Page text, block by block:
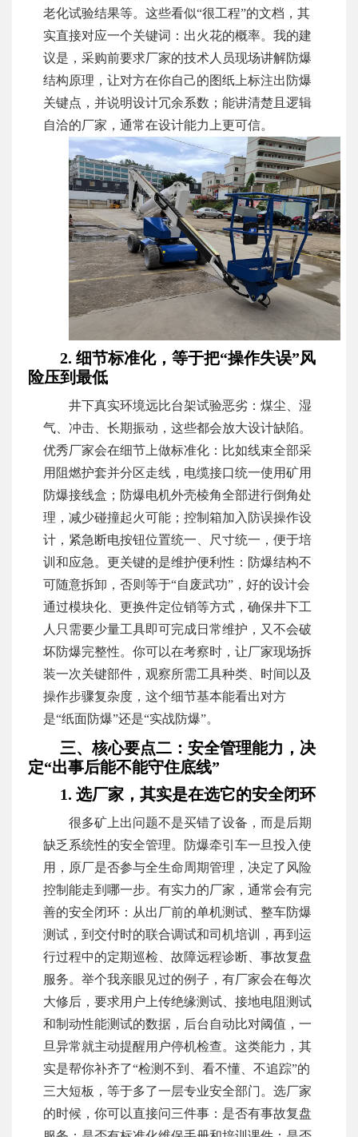
老化试验结果等。这些看似“很工程”的文档，其
实直接对应一个关键词：出火花的概率。我的建
议是，采购前要求厂家的技术人员现场讲解防爆
结构原理，让对方在你自己的图纸上标注出防爆
关键点，并说明设计冗余系数；能讲清楚且逻辑
自洽的厂家，通常在设计能力上更可信。
2. 细节标准化，等于把“操作失误”风
险压到最低
井下真实环境远比台架试验恶劣：煤尘、湿
气、冲击、长期振动，这些都会放大设计缺陷。
优秀厂家会在细节上做标准化：比如线束全部采
用阻燃护套并分区走线，电缆接口统一使用矿用
防爆接线盒；防爆电机外壳棱角全部进行倒角处
理，减少碰撞起火可能；控制箱加入防误操作设
计，紧急断电按钮位置统一、尺寸统一，便于培
训和应急。更关键的是维护便利性：防爆结构不
可随意拆卸，否则等于“自废武功”，好的设计会
通过模块化、更换件定位销等方式，确保井下工
人只需要少量工具即可完成日常维护，又不会破
坏防爆完整性。你可以在考察时，让厂家现场拆
装一次关键部件，观察所需工具种类、时间以及
操作步骤复杂度，这个细节基本能看出对方
是“纸面防爆”还是“实战防爆”。
三、核心要点二：安全管理能力，决
定“出事后能不能守住底线”
1. 选厂家，其实是在选它的安全闭环
很多矿上出问题不是买错了设备，而是后期
缺乏系统性的安全管理。防爆牵引车一旦投入使
用，原厂是否参与全生命周期管理，决定了风险
控制能走到哪一步。有实力的厂家，通常会有完
善的安全闭环：从出厂前的单机测试、整车防爆
测试，到交付时的联合调试和司机培训，再到运
行过程中的定期巡检、故障远程诊断、事故复盘
服务。举个我亲眼见过的例子，有厂家会在每次
大修后，要求用户上传绝缘测试、接地电阻测试
和制动性能测试的数据，后台自动比对阈值，一
旦异常就主动提醒用户停机检查。这类能力，其
实是帮你补齐了“检测不到、看不懂、不追踪”的
三大短板，等于多了一层专业安全部门。选厂家
的时候，你可以直接问三件事：是否有事故复盘